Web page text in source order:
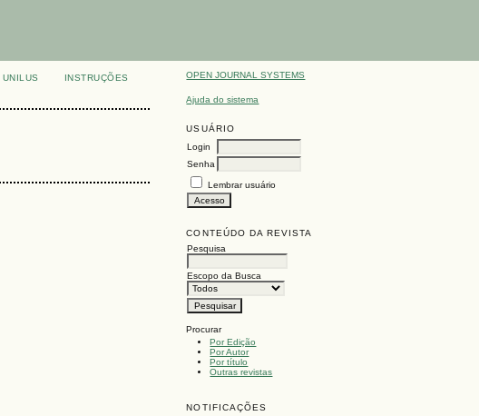
OPEN JOURNAL SYSTEMS
Ajuda do sistema
USUÁRIO
Login
Senha
Lembrar usuário
CONTEÚDO DA REVISTA
Pesquisa
Escopo da Busca
Procurar
Por Edição
Por Autor
Por título
Outras revistas
NOTIFICAÇÕES
UNILUS
INSTRUÇÕES